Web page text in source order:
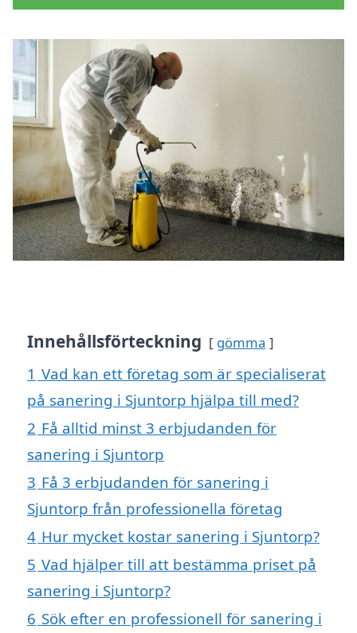
Innehållsförteckning gömma
1 Vad kan ett företag som är specialiserat
på sanering i Sjuntorp hjälpa till med?
2 Få alltid minst 3 erbjudanden för
sanering i Sjuntorp
3 Få 3 erbjudanden för sanering i
Sjuntorp från professionella företag
4 Hur mycket kostar sanering i Sjuntorp?
5 Vad hjälper till att bestämma priset på
sanering i Sjuntorp?
6 Sök efter en professionell för sanering i